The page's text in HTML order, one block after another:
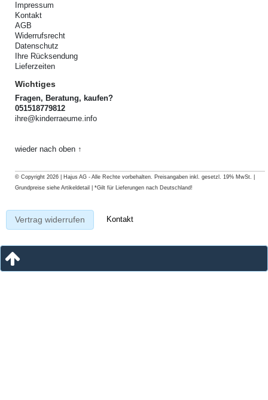
Impressum
Kontakt
AGB
Widerrufsrecht
Datenschutz
Ihre Rücksendung
Lieferzeiten
Wichtiges
Fragen, Beratung, kaufen?
051518779812
ihre@kinderraeume.info
wieder nach oben ↑
© Copyright 2026 | Hajus AG - Alle Rechte vorbehalten. Preisangaben inkl. gesetzl. 19% MwSt. |
Grundpreise siehe Artikeldetail | *Gilt für Lieferungen nach Deutschland!
Vertrag widerrufen Kontakt